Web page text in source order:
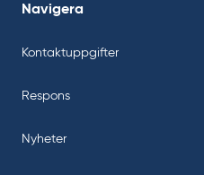
Navigera
Kontaktuppgifter
Respons
Nyheter